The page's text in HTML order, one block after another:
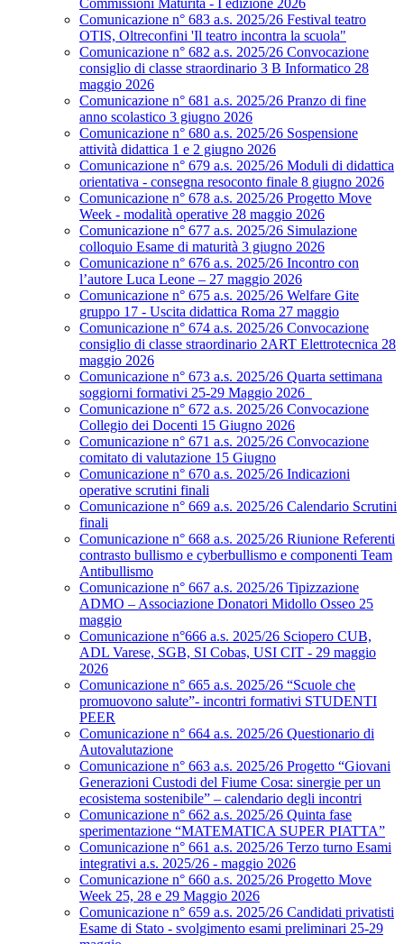
Commissioni Maturità - I edizione 2026
Comunicazione n° 683 a.s. 2025/26 Festival teatro
OTIS, Oltreconfini 'Il teatro incontra la scuola"
Comunicazione n° 682 a.s. 2025/26 Convocazione
consiglio di classe straordinario 3 B Informatico 28
maggio 2026
Comunicazione n° 681 a.s. 2025/26 Pranzo di fine
anno scolastico 3 giugno 2026
Comunicazione n° 680 a.s. 2025/26 Sospensione
attività didattica 1 e 2 giugno 2026
Comunicazione n° 679 a.s. 2025/26 Moduli di didattica
orientativa - consegna resoconto finale 8 giugno 2026
Comunicazione n° 678 a.s. 2025/26 Progetto Move
Week - modalità operative 28 maggio 2026
Comunicazione n° 677 a.s. 2025/26 Simulazione
colloquio Esame di maturità 3 giugno 2026
Comunicazione n° 676 a.s. 2025/26 Incontro con
l’autore Luca Leone – 27 maggio 2026
Comunicazione n° 675 a.s. 2025/26 Welfare Gite
gruppo 17 - Uscita didattica Roma 27 maggio
Comunicazione n° 674 a.s. 2025/26 Convocazione
consiglio di classe straordinario 2ART Elettrotecnica 28
maggio 2026
Comunicazione n° 673 a.s. 2025/26 Quarta settimana
soggiorni formativi 25-29 Maggio 2026
Comunicazione n° 672 a.s. 2025/26 Convocazione
Collegio dei Docenti 15 Giugno 2026
Comunicazione n° 671 a.s. 2025/26 Convocazione
comitato di valutazione 15 Giugno
Comunicazione n° 670 a.s. 2025/26 Indicazioni
operative scrutini finali
Comunicazione n° 669 a.s. 2025/26 Calendario Scrutini
finali
Comunicazione n° 668 a.s. 2025/26 Riunione Referenti
contrasto bullismo e cyberbullismo e componenti Team
Antibullismo
Comunicazione n° 667 a.s. 2025/26 Tipizzazione
ADMO – Associazione Donatori Midollo Osseo 25
maggio
Comunicazione n°666 a.s. 2025/26 Sciopero CUB,
ADL Varese, SGB, SI Cobas, USI CIT - 29 maggio
2026
Comunicazione n° 665 a.s. 2025/26 “Scuole che
promuovono salute”- incontri formativi STUDENTI
PEER
Comunicazione n° 664 a.s. 2025/26 Questionario di
Autovalutazione
Comunicazione n° 663 a.s. 2025/26 Progetto “Giovani
Generazioni Custodi del Fiume Cosa: sinergie per un
ecosistema sostenibile” – calendario degli incontri
Comunicazione n° 662 a.s. 2025/26 Quinta fase
sperimentazione “MATEMATICA SUPER PIATTA”
Comunicazione n° 661 a.s. 2025/26 Terzo turno Esami
integrativi a.s. 2025/26 - maggio 2026
Comunicazione n° 660 a.s. 2025/26 Progetto Move
Week 25, 28 e 29 Maggio 2026
Comunicazione n° 659 a.s. 2025/26 Candidati privatisti
Esame di Stato - svolgimento esami preliminari 25-29